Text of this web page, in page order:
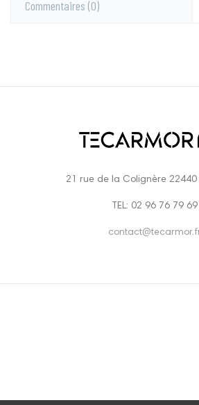
Commentaires (0)
21 rue de la Colignère 22440
TEL: 02 96 76 79 69